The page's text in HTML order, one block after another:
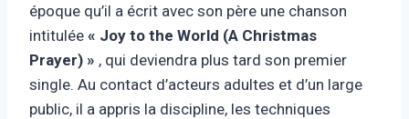
époque qu’il a écrit avec son père une chanson
intitulée « Joy to the World (A Christmas
Prayer) » , qui deviendra plus tard son premier
single. Au contact d’acteurs adultes et d’un large
public, il a appris la discipline, les techniques